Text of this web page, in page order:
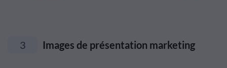
3 Images de présentation marketing